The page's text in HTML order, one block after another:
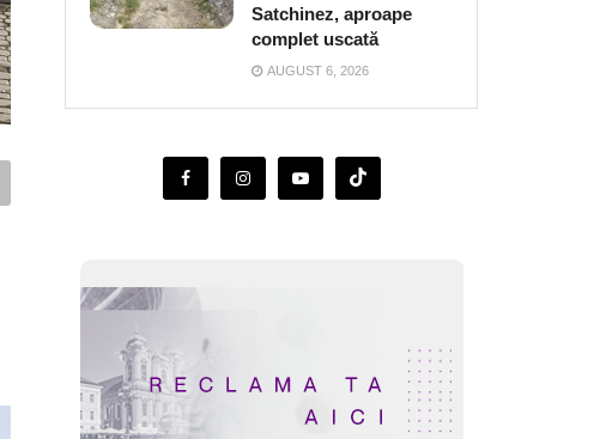
Satchinez, aproape
complet uscată
AUGUST 6, 2026